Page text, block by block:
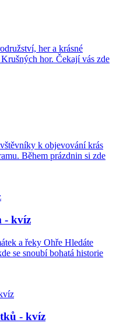
her a krásné
hor. Čekají vás zde
k objevování krás
Během prázdnin si zde
- kvíz
a řeky Ohře Hledáte
se snoubí bohatá historie
- kvíz